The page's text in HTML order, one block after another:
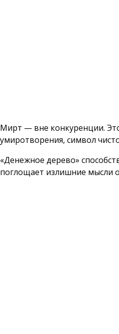
Мирт — вне конкуренции.
умиротворения, символ
«Денежное дерево»
поглощает излишние мысли